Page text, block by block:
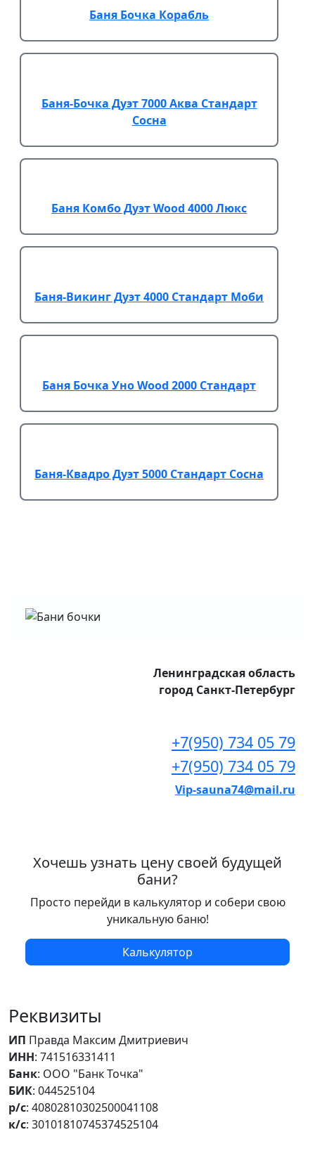
Баня Бочка Корабль
Баня-Бочка Дуэт 7000 Аква Стандарт
Сосна
Баня Комбо Дуэт Wood 4000 Люкс
Баня-Викинг Дуэт 4000 Стандарт Моби
Баня Бочка Уно Wood 2000 Стандарт
Баня-Квадро Дуэт 5000 Стандарт Сосна
Ленинградская область
город Санкт-Петербург
+7(950) 734 05 79
+7(950) 734 05 79
Vip-sauna74@mail.ru
Хочешь узнать цену своей будущей
бани?
Просто перейди в калькулятор и собери свою
уникальную баню!
Калькулятор
Реквизиты
ИП Правда Максим Дмитриевич
ИНН: 741516331411
Банк: ООО "Банк Точка"
БИК: 044525104
р/с: 40802810302500041108
к/с: 30101810745374525104